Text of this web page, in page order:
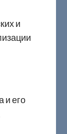
и
и его
- EN